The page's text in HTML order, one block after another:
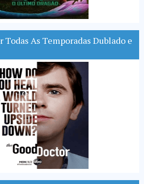
Todas As Temporadas Dublado e